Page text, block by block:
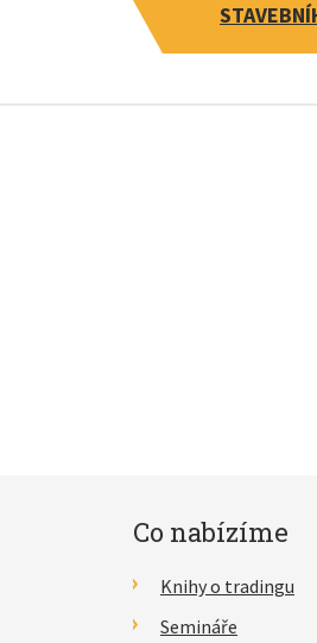
Co nabízíme
Knihy o tradingu
Semináře